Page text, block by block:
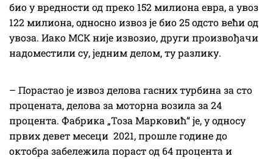
био у вредности од преко 152 милиона евра, а увоз
122 милиона, односно извоз је био 25 одсто већи од
увоза. Иако МСК није извозио, други произвођачи
надоместили су, једним делом, ту разлику.
– Порастао је извоз делова гасних турбина за сто
процената, делова за моторна возила за 24
процента. Фабрика „Тоза Марковић“ је, у односу
првих девет месеци 2021, прошле године до
октобра забележила пораст од 64 процента и